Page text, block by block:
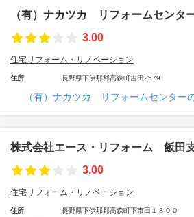
（有）ナカツカ リフォームセンタ
3.00
住宅リフォーム・リノベーション
住所 長野県下伊那郡高森町吉田2579
（有）ナカツカ リフォームセンター
株式会社エース・リフォーム 飯田
3.00
住宅リフォーム・リノベーション
住所 長野県下伊那郡高森町下市田１８００